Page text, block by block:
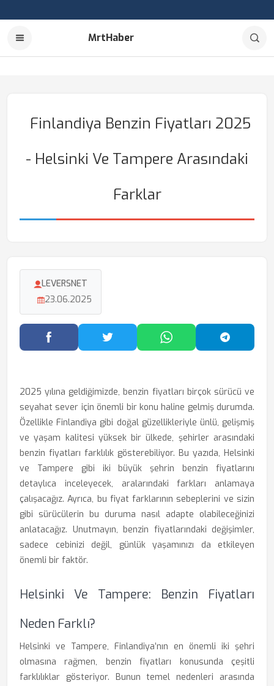
MrtHaber
Finlandiya Benzin Fiyatları 2025
- Helsinki Ve Tampere Arasındaki
Farklar
LEVERSNET
23.06.2025
Facebook'ta PaylaşTwitter'da PaylaşWhatsApp'ta Paylaş
2025 yılına geldiğimizde, benzin fiyatları birçok sürücü ve
seyahat sever için önemli bir konu haline gelmiş durumda.
Özellikle Finlandiya gibi doğal güzellikleriyle ünlü, gelişmiş
ve yaşam kalitesi yüksek bir ülkede, şehirler arasındaki
benzin fiyatları farklılık gösterebiliyor. Bu yazıda, Helsinki
ve Tampere gibi iki büyük şehrin benzin fiyatlarını
detaylıca inceleyecek, aralarındaki farkları anlamaya
çalışacağız. Ayrıca, bu fiyat farklarının sebeplerini ve sizin
gibi sürücülerin bu duruma nasıl adapte olabileceğinizi
anlatacağız. Unutmayın, benzin fiyatlarındaki değişimler,
sadece cebinizi değil, günlük yaşamınızı da etkileyen
önemli bir faktör.
Helsinki Ve Tampere: Benzin Fiyatları
Neden Farklı?
Helsinki ve Tampere, Finlandiya’nın en önemli iki şehri
olmasına rağmen, benzin fiyatları konusunda çeşitli
farklılıklar gösteriyor. Bunun temel nedenleri arasında